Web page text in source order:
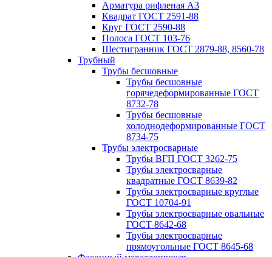
Арматура рифленая А3
Квадрат ГОСТ 2591-88
Круг ГОСТ 2590-88
Полоса ГОСТ 103-76
Шестигранник ГОСТ 2879-88, 8560-78
Трубный
Трубы бесшовные
Трубы бесшовные
горячедеформированные ГОСТ
8732-78
Трубы бесшовные
холоднодеформированные ГОСТ
8734-75
Трубы электросварные
Трубы ВГП ГОСТ 3262-75
Трубы электросварные
квадратные ГОСТ 8639-82
Трубы электросварные круглые
ГОСТ 10704-91
Трубы электросварные овальные
ГОСТ 8642-68
Трубы электросварные
прямоугольные ГОСТ 8645-68